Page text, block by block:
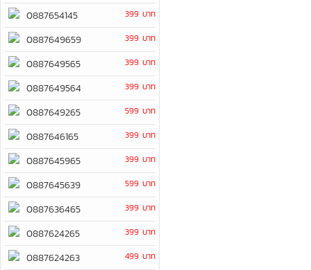
0887654145 399 บาท
0887649659 399 บาท
0887649565 399 บาท
0887649564 399 บาท
0887649265 599 บาท
0887646165 399 บาท
0887645965 399 บาท
0887645639 599 บาท
0887636465 399 บาท
0887624265 399 บาท
0887624263 499 บาท